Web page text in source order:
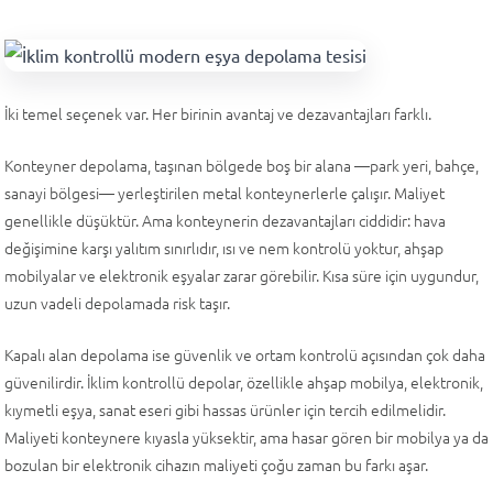
İki temel seçenek var. Her birinin avantaj ve dezavantajları farklı.
Konteyner depolama, taşınan bölgede boş bir alana —park yeri, bahçe,
sanayi bölgesi— yerleştirilen metal konteynerlerle çalışır. Maliyet
genellikle düşüktür. Ama konteynerin dezavantajları ciddidir: hava
değişimine karşı yalıtım sınırlıdır, ısı ve nem kontrolü yoktur, ahşap
mobilyalar ve elektronik eşyalar zarar görebilir. Kısa süre için uygundur,
uzun vadeli depolamada risk taşır.
Kapalı alan depolama ise güvenlik ve ortam kontrolü açısından çok daha
güvenilirdir. İklim kontrollü depolar, özellikle ahşap mobilya, elektronik,
kıymetli eşya, sanat eseri gibi hassas ürünler için tercih edilmelidir.
Maliyeti konteynere kıyasla yüksektir, ama hasar gören bir mobilya ya da
bozulan bir elektronik cihazın maliyeti çoğu zaman bu farkı aşar.